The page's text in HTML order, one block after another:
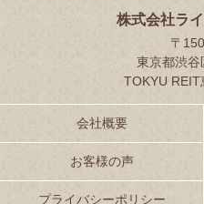
株式会社ラ
〒
東京都渋
TOKYU
会社概要
お客様の声
プライバシーポリシー